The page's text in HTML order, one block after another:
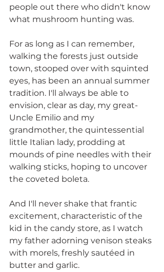
people out there who didn't know
what mushroom hunting was.
For as long as I can remember,
walking the forests just outside
town, stooped over with squinted
eyes, has been an annual summer
tradition. I'll always be able to
envision, clear as day, my great-
Uncle Emilio and my
grandmother, the quintessential
little Italian lady, prodding at
mounds of pine needles with their
walking sticks, hoping to uncover
the coveted boleta.
And I'll never shake that frantic
excitement, characteristic of the
kid in the candy store, as I watch
my father adorning venison steaks
with morels, freshly sautéed in
butter and garlic.